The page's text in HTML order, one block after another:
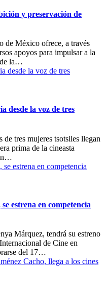
y preservación de
de México ofrece, a través
apoyos para impulsar a la
la…
desde la voz de tres
tres mujeres tsotsiles llegan
prima de la cineasta
estrena en competencia
Márquez, tendrá su estreno
de Cine en
del 17…